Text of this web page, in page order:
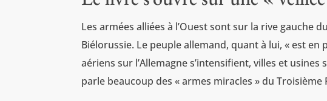
Les armées alliées à l’Ouest sont sur la rive gauche
Biélorussie. Le peuple allemand, quant à lui, « est
aériens sur l’Allemagne s’intensifient, villes et
parle beaucoup des « armes miracles » du Troisième